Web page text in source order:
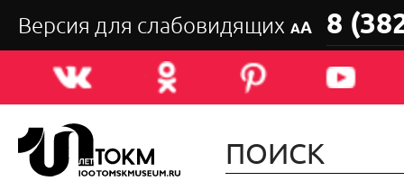
Версия для слабовидящих АА 8